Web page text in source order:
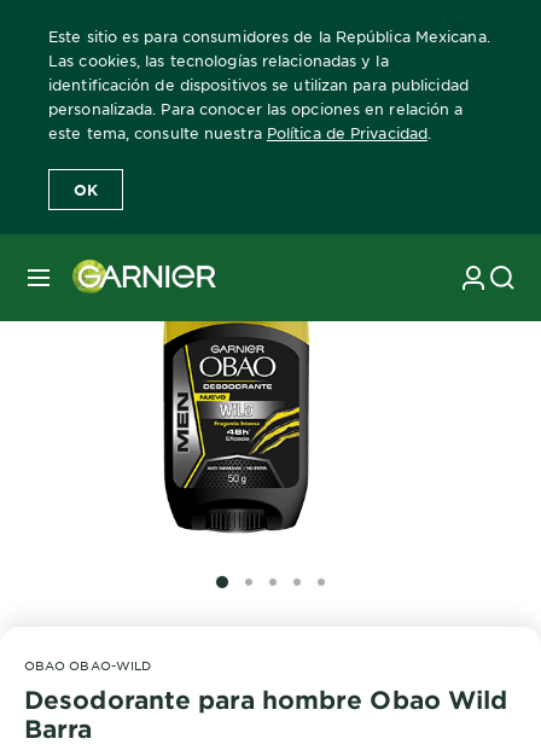
Este sitio es para consumidores de la República Mexicana.
Las cookies, las tecnologías relacionadas y la
identificación de dispositivos se utilizan para publicidad
personalizada. Para conocer las opciones en relación a
este tema, consulte nuestra Política de Privacidad
OK
MENÚ
Home Desodorante Garnier para hombre Obao Wild
SLIDE 1
SLIDE 2
SLIDE 3
SLIDE 4
SLIDE 5
OBAO OBAO-WILD
Desodorante para hombre Obao Wild
Barra